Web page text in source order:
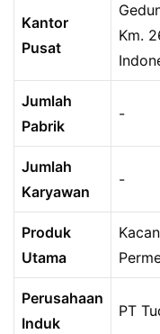
Kantor
Pusat
Km.
Jumlah
Pabrik
-
Jumlah
Karyawan
-
Produk
Utama
Perusahaan
Induk
PT